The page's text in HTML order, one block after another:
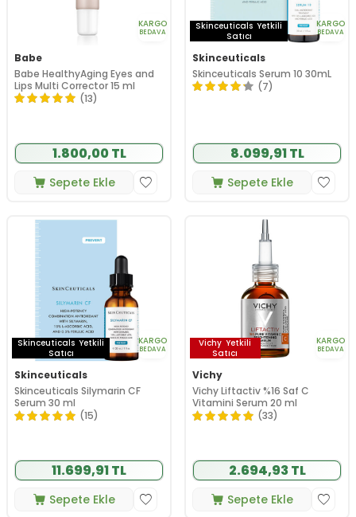
KARGO
BEDAVA
Babe
Babe HealthyAging Eyes and
Lips Multi Corrector 15 ml
(13)
1.800,00 TL
Sepete Ekle
Skinceuticals Yetkili
Satıcı
KARGO
BEDAVA
Skinceuticals
Skinceuticals Serum 10 30mL
(7)
8.099,91 TL
Sepete Ekle
Skinceuticals Yetkili
Satıcı
KARGO
BEDAVA
Skinceuticals
Skinceuticals Silymarin CF
Serum 30 ml
(15)
11.699,91 TL
Sepete Ekle
Vichy Yetkili
Satıcı
KARGO
BEDAVA
Vichy
Vichy Liftactiv %16 Saf C
Vitamini Serum 20 ml
(33)
2.694,93 TL
Sepete Ekle